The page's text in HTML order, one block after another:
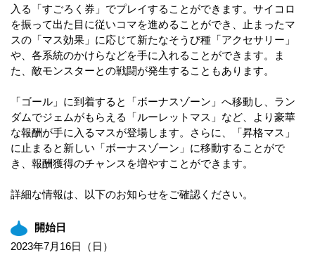
入る「すごろく券」でプレイすることができます。サイコロ
を振って出た目に従いコマを進めることができ、止まったマ
スの「マス効果」に応じて新たなそうび種「アクセサリー」
や、各系統のかけらなどを手に入れることができます。ま
た、敵モンスターとの戦闘が発生することもあります。
「ゴール」に到着すると「ボーナスゾーン」へ移動し、ラン
ダムでジェムがもらえる「ルーレットマス」など、より豪華
な報酬が手に入るマスが登場します。さらに、「昇格マス」
に止まると新しい「ボーナスゾーン」に移動することがで
き、報酬獲得のチャンスを増やすことができます。
詳細な情報は、以下のお知らせをご確認ください。
開始日
2023年7月16日（日）